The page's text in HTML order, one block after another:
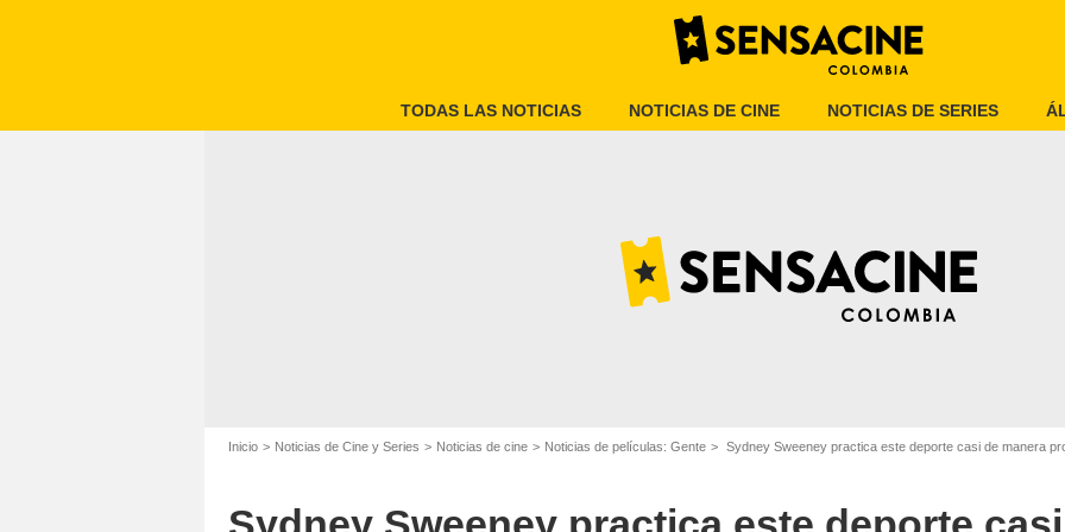
TODAS LAS NOTICIAS NOTICIAS DE CINE NOTICIAS DE SERIES
Inicio Noticias de Cine y Series Noticias de cine Noticias de películas: Gente Sydney Sweeney practica este deporte casi de manera